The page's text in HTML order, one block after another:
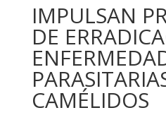
IMPULSAN
DE
CAMÉLIDOS